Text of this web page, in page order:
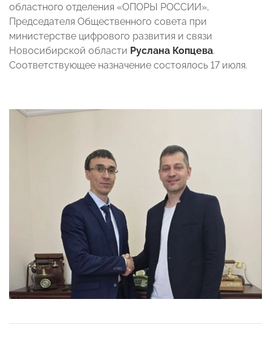
областного отделения «ОПОРЫ РОССИИ»,
Председателя Общественного совета при
министерстве цифрового развития и связи
Новосибирской области Руслана Копцева.
Соответствующее назначение состоялось 17 июля.